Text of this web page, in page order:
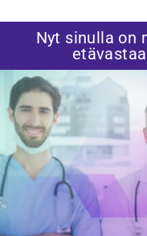
Nyt sinulla on